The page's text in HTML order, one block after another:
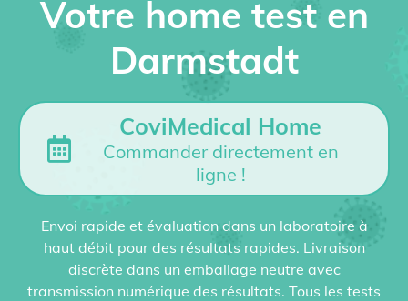
Votre home test en
Darmstadt
CoviMedical Home
Commander directement en
ligne !
Envoi rapide et évaluation dans un laboratoire à
haut débit pour des résultats rapides. Livraison
discrète dans un emballage neutre avec
transmission numérique des résultats. Tous les tests